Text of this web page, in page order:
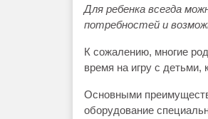
Для ребенка всегда
потребностей и
К сожалению, многие
время на игру с детьми,
Основными
оборудование